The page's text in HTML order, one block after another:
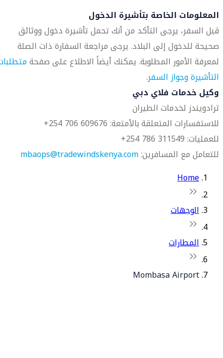
المعلومات الخاصة بتأشيرة الدخول
قبل السفر، يرجى التأكد من أنك تحمل تأشيرة دخول ووثائق
صحيحة للدخول إلى البلاد. يرجى مراجعة السفارة ذات الصلة
لمعرفة الأمور المطلوبة. يمكنك أيضاً الاطلاع على صفحة
التأشيرة وجواز السفر.
وكيل خدمات فلاي دبي
ترادويندز لخدمات الطيران
للاستفسارات المتعلقة بالأمتعة: 609676 706 254+
للعمليات: 311549 786 254+
للتعامل مع المسافرين:mbaops@tradewindskenya.com
Home
الوجهات
المطارات
Mombasa Airport